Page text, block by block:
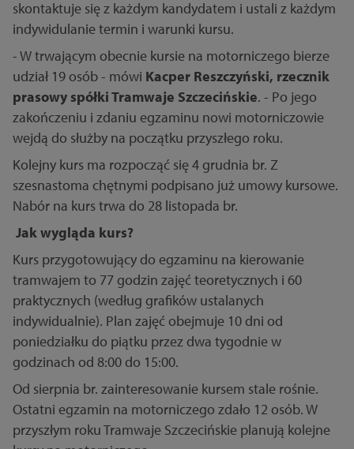
skontaktuje się z każdym kandydatem i ustali z każdym
indywidulanie termin i warunki kursu.
- W trwającym obecnie kursie na motorniczego bierze
udział 19 osób - mówi Kacper Reszczyński, rzecznik
prasowy spółki Tramwaje Szczecińskie. - Po jego
zakończeniu i zdaniu egzaminu nowi motorniczowie
wejdą do służby na początku przyszłego roku.
Kolejny kurs ma rozpocząć się 4 grudnia br. Z
szesnastoma chętnymi podpisano już umowy kursowe.
Nabór na kurs trwa do 28 listopada br.
Jak wygląda kurs?
Kurs przygotowujący do egzaminu na kierowanie
tramwajem to 77 godzin zajęć teoretycznych i 60
praktycznych (według grafików ustalanych
indywidualnie). Plan zajęć obejmuje 10 dni od
poniedziałku do piątku przez dwa tygodnie w
godzinach od 8:00 do 15:00.
Od sierpnia br. zainteresowanie kursem stale rośnie.
Ostatni egzamin na motorniczego zdało 12 osób. W
przyszłym roku Tramwaje Szczecińskie planują kolejne